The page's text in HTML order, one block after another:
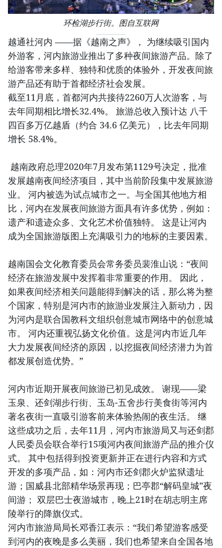
环检湖步行街。图自互联网
越通社河内 ——据《越南之声》， 为继续吸引国内
外游客，河内旅游业推出了多种夜间旅游产品。除了
给游客带来多样、独特和优质的体验外，开发夜间旅
游产品还有助于首都经济社会发展。
截至11月底，首都河内共接待2260万人次游客，与
去年同期相比增长32.4%。 旅游总收入预计达 八千
四百多万亿越盾（约合 34.6 亿美元），比去年同期
增长 58.4%。
越南政府总理2020年7月发布第1129号决定，批准
发展越南夜间经济项目，其中当前阶段集中发展旅游
业。 河内被选为试点城市之一。与全国其他地方相
比，河内在发展夜间旅游方面具有许多优势，例如：
遗产和遗迹众多、文化艺术价值独特。 这是让河内
成为全国旅游版图上充满吸引力的地标的主要因素。
越南国会文化教育委员会常务委员裴淮山说：“夜间
经济在旅游发展中发挥着非常重要的作用。 因此，
如果夜间经济相关问题能得到解决的话，那么将为整
个国家，特别是河内市的旅游业发展注入新动力，因
为河内是联合国教科文组织创意城市网络中的创意城
市。 河内还重视弘扬文化价值。这是河内市近几年
大力发展夜间经济的原因，以挖掘夜间经济潜力为首
都发展创造优势。”
河内市近期开展夜间旅游已初见成效。 谢现——梁
玉泉、还剑湖步行街、玉岛-五舍步行美食街等河内
著名夜街一直吸引游客前来体验热闹的夜生活。 继
这些成功之后，去年11月，河内市旅游局又与还剑郡
人民委员会联合举行15项河内夜间旅游产品的推介仪
式。 其中包括得到投资更新并正在进行内容和方式
开发的多项产品，如：河内市还剑郡火炉监狱遗址
游；国威县北部精华场景再现；巴亭郡“解码皇城”夜
间游； 双层巴士夜游城市，晚上21时在胡志明主席
陵举行的降旗仪式。
河内市旅游局局长邓香江表示：“我们希望游客感受
到河内的夜晚是多么美丽，我们也希望来自全国各地